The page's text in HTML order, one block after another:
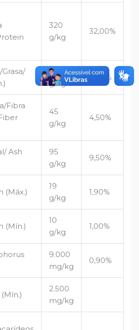
320
g/kg
32,00%
90
g/kg
9,00%
Fibra
45
g/kg
4,50%
Ash
95
g/kg
9,50%
(Máx.)
19
g/kg
1,90%
(Mín.)
10
g/kg
1,00%
9.000
mg/kg
0,90%
2.500
mg/kg